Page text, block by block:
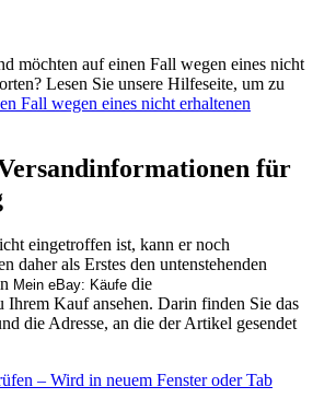
möchten auf einen Fall wegen eines nicht
Lesen Sie unsere Hilfeseite, um zu
Fall wegen eines nicht erhaltenen
für
eingetroffen ist, kann er noch
daher als Erstes den untenstehenden
Mein eBay: Käufe die
Ihrem Kauf ansehen. Darin finden Sie das
die Adresse, an die der Artikel gesendet
– Wird in neuem Fenster oder Tab